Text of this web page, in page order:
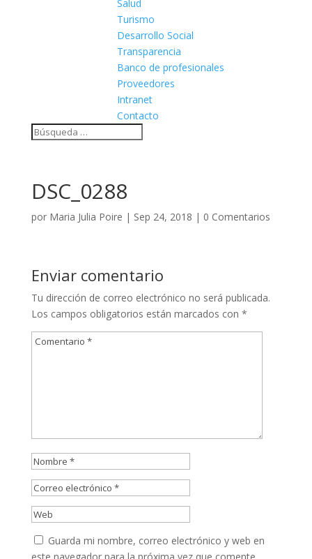
Salud
Turismo
Desarrollo Social
Transparencia
Banco de profesionales
Proveedores
Intranet
Contacto
DSC_0288
por Maria Julia Poire | Sep 24, 2018 | 0 Comentarios
Enviar comentario
Tu dirección de correo electrónico no será publicada.
Los campos obligatorios están marcados con *
Guarda mi nombre, correo electrónico y web en